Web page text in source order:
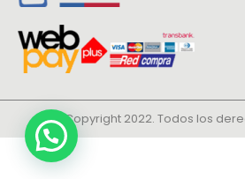
© Copyright 2022. Todos los